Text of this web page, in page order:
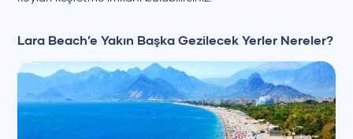
Lara Beach’e Yakın Başka Gezilecek Yerler Nereler?